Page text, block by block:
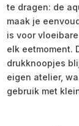
te dragen: de
maak je
is voor
elk eetmoment.
drukknoopjes
eigen atelier,
gebruik met